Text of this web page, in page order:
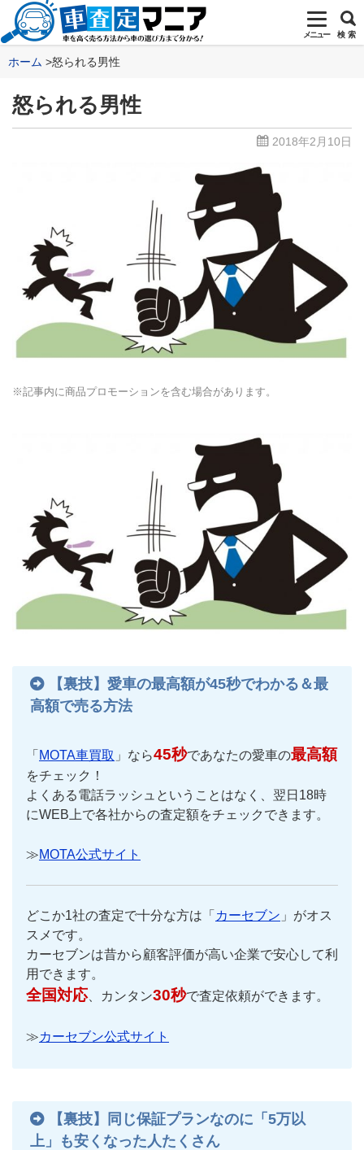
メニュー 検 索
ホーム 怒られる男性
怒られる男性
2018年2月10日
※記事内に商品プロモーションを含む場合があります。
【裏技】愛車の最高額が45秒でわかる＆最
高額で売る方法
「 MOTA車買取 」なら45秒であなたの愛車の最高額
をチェック！
よくある電話ラッシュということはなく、翌日18時
にWEB上で各社からの査定額をチェックできます。
≫MOTA公式サイト
どこか1社の査定で十分な方は「 カーセブン 」がオス
スメです。
カーセブンは昔から顧客評価が高い企業で安心して利
用できます。
全国対応、カンタン30秒で査定依頼ができます。
≫カーセブン公式サイト
【裏技】同じ保証プランなのに「5万以
上」も安くなった人たくさん